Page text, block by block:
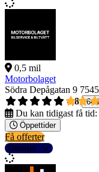
0,5 mil
Motorbolaget
Södra Depågatan 9
4,8
64
Du kan tidigast få tid:
Öppettider
Få offerter
Detaljer